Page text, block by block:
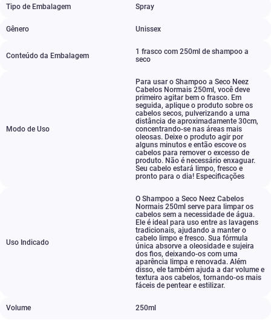
Tipo de Embalagem Spray
Gênero Unissex
Conteúdo da Embalagem
1 frasco com 250ml de shampoo a
seco
Modo de Uso
Para usar o Shampoo a Seco Neez
Cabelos Normais 250ml , você deve
primeiro agitar bem o frasco. Em
seguida, aplique o produto sobre os
cabelos secos, pulverizando a uma
distância de aproximadamente 30cm,
concentrando-se nas áreas mais
oleosas. Deixe o produto agir por
alguns minutos e então escove os
cabelos para remover o excesso de
produto. Não é necessário enxaguar.
Seu cabelo estará limpo, fresco e
pronto para o dia! Especificações
Uso Indicado
O Shampoo a Seco Neez Cabelos
Normais 250ml serve para limpar os
cabelos sem a necessidade de água.
Ele é ideal para uso entre as lavagens
tradicionais, ajudando a manter o
cabelo limpo e fresco. Sua fórmula
única absorve a oleosidade e sujeira
dos fios, deixando-os com uma
aparência limpa e renovada. Além
disso, ele também ajuda a dar volume e
textura aos cabelos, tornando-os mais
fáceis de pentear e estilizar.
Volume 250ml